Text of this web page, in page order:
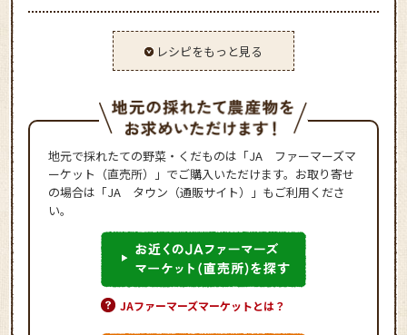
レシピをもっと見る
地元で採れたての野菜・くだものは「JA ファーマーズマ
ーケット（直売所）」でご購入いただけます。お取り寄せ
の場合は「JA タウン（通販サイト）」もご利用くださ
い。
JAファーマーズマーケットとは？